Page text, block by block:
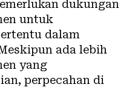
dukungan
untuk
dalam
ada lebih
yang
perpecahan di